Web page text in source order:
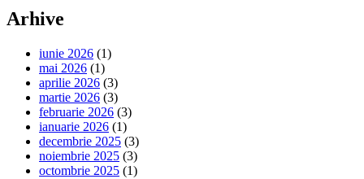
Arhive
iunie 2026 (1)
mai 2026 (1)
aprilie 2026 (3)
martie 2026 (3)
februarie 2026 (3)
ianuarie 2026 (1)
decembrie 2025 (3)
noiembrie 2025 (3)
octombrie 2025 (1)